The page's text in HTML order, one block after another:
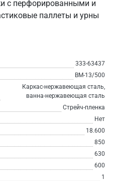
с перфорированными и
паллеты и урны
333-63437
ВМ-13/500
Каркас-нержавеющая сталь,
ванна-нержавеющая сталь
Стрейч-пленка
Нет
18.600
850
630
600
1